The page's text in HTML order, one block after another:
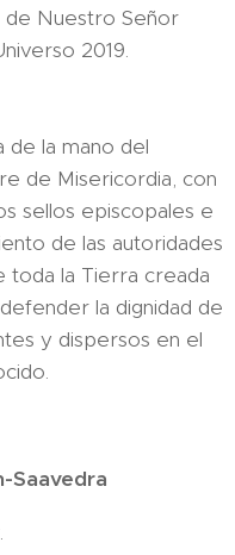
Nuestro Señor
2019.
de la mano del
de Misericordia, con
sellos episcopales e
de las autoridades
toda la Tierra creada
la dignidad de
y dispersos en el
Saavedra